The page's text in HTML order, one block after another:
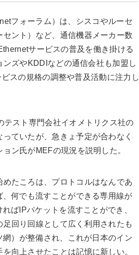
フォーラム）は、シスコやルーセ
ント）など、通信機器メーカー数
サービスの普及を働き掛ける
ズやKDDIなどの通信会社も加盟し
スの規格の調整や普及活動に注力し
テスト専門会社イオメトリクス社の
ていたが、急きょ予定が合わなく
ン氏がMEFの現況を説明した。
たころは、プロトコルはなんであ
何でも流すことができる専用線が
ばIPパケットを流すことができ、
回り回線として広く利用されたも
）が整備され、これが日本のイン
向上させたことは記憶に新しい。